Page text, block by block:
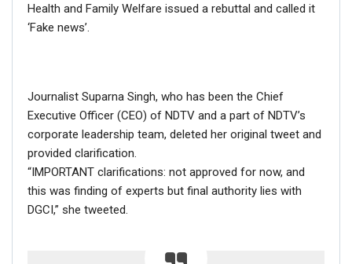
Health and Family Welfare issued a rebuttal and called it
‘Fake news’.
Journalist Suparna Singh, who has been the Chief
Executive Officer (CEO) of NDTV and a part of NDTV’s
corporate leadership team, deleted her original tweet and
provided clarification.
“IMPORTANT clarifications: not approved for now, and
this was finding of experts but final authority lies with
DGCI,” she tweeted.